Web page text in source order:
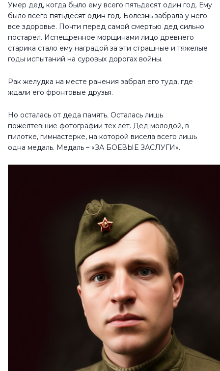
Умер дед, когда было ему всего пятьдесят один год. Ему
было всего пятьдесят один год. Болезнь забрала у него
все здоровье. Почти перед самой смертью дед сильно
постарел. Испещренное морщинами лицо древнего
старика стало ему наградой за эти страшные и тяжелые
годы испытаний на суровых дорогах войны.
Рак желудка на месте ранения забрал его туда, где
ждали его фронтовые друзья.
Но осталась от деда память. Осталась лишь
пожелтевшие фотографии тех лет. Дед молодой, в
пилотке, гимнастерке, на которой висела всего лишь
одна медаль. Медаль – «ЗА БОЕВЫЕ ЗАСЛУГИ».